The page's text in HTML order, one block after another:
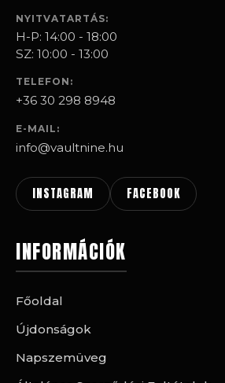
NYITVATARTÁS:
H-P: 14:00 - 18:00
SZ: 10:00 - 13:00
TELEFON:
+36 30 298 8948
E-MAIL:
info@vaultnine.hu
INSTAGRAM FACEBOOK
INFORMÁCIÓK
Főoldal
Újdonságok
Napszemüveg